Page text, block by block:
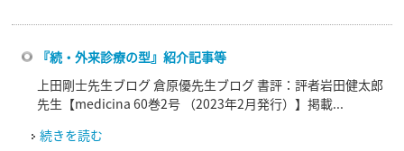
『続・外来診療の型』紹介記事等
上田剛士先生ブログ 倉原優先生ブログ 書評：評者岩田健太郎
先生【medicina 60巻2号 （2023年2月発行）】掲載...
続きを読む